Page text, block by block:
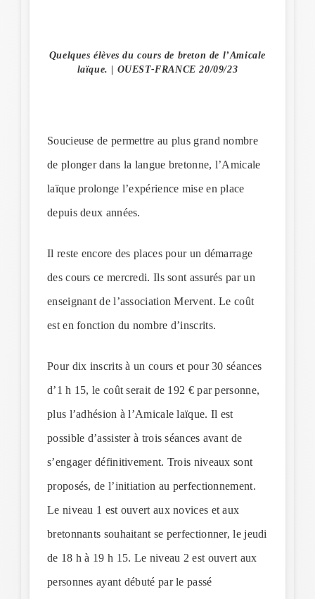
Quelques élèves du cours de breton de l’Amicale
laïque. | OUEST-FRANCE 20/09/23
Soucieuse de permettre au plus grand nombre
de plonger dans la langue bretonne, l’Amicale
laïque prolonge l’expérience mise en place
depuis deux années.
Il reste encore des places pour un démarrage
des cours ce mercredi. Ils sont assurés par un
enseignant de l’association Mervent. Le coût
est en fonction du nombre d’inscrits.
Pour dix inscrits à un cours et pour 30 séances
d’1 h 15, le coût serait de 192 € par personne,
plus l’adhésion à l’Amicale laïque. Il est
possible d’assister à trois séances avant de
s’engager définitivement. Trois niveaux sont
proposés, de l’initiation au perfectionnement.
Le niveau 1 est ouvert aux novices et aux
bretonnants souhaitant se perfectionner, le jeudi
de 18 h à 19 h 15. Le niveau 2 est ouvert aux
personnes ayant débuté par le passé